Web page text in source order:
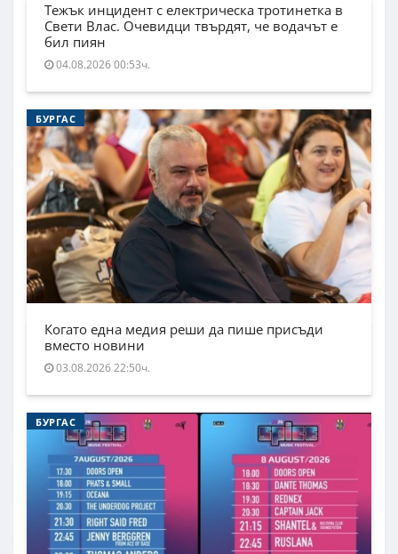
Тежък инцидент с електрическа тротинетка в
Свети Влас. Очевидци твърдят, че водачът е
бил пиян
04.08.2026 00:53ч.
БУРГАС
Когато една медия реши да пише присъди
вместо новини
03.08.2026 22:50ч.
БУРГАС